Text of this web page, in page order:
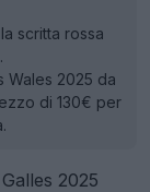
scritta rossa
Wales 2025 da
di 130€ per
2025